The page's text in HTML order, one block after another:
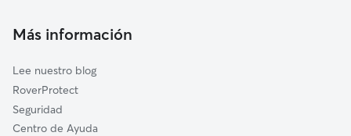
Cubas de la Sagra
Moraleja de Enmedio
Getafe
Casarrubuelos
Cuidadores a domicilio en Parla
Más información
Lee nuestro blog
RoverProtect
Seguridad
Centro de Ayuda